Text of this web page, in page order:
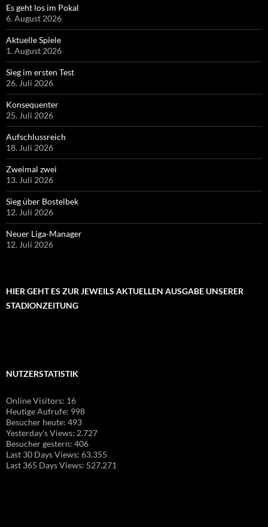
Es geht los im Pokal
6. August 2026
Aktuelle Spiele
1. August 2026
Sieg im ersten Test
26. Juli 2026
Konsequenter
25. Juli 2026
Aufschlussreich
18. Juli 2026
Zweimal zwei
13. Juli 2026
Sieg über Bostelbek
12. Juli 2026
Neuer Liga-Manager
12. Juli 2026
HIER GEHT ES ZUR JEWEILS AKTUELLEN AUSGABE UNSERER
STADIONZEITUNG
NUTZERSTATISTIK
Online Visitors: 16
Heutige Aufrufe: 998
Besucher heute: 493
Yesterday's Views: 2.727
Besucher gestern: 406
Last 30 Days Views: 63.355
Last 365 Days Views: 527.271